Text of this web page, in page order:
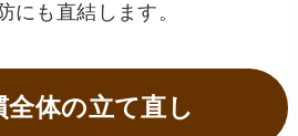
にも直結します。
全体の立て直し